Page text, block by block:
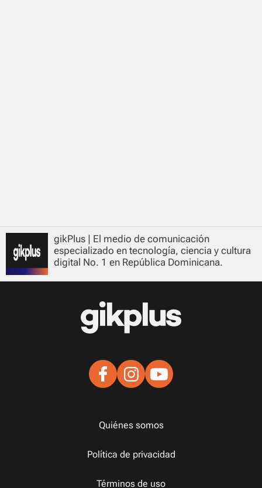
gikPlus | El medio de comunicación
especializado en tecnología, ciencia y cultura
digital No. 1 en República Dominicana.
Quiénes somos
Política de privacidad
Términos de uso